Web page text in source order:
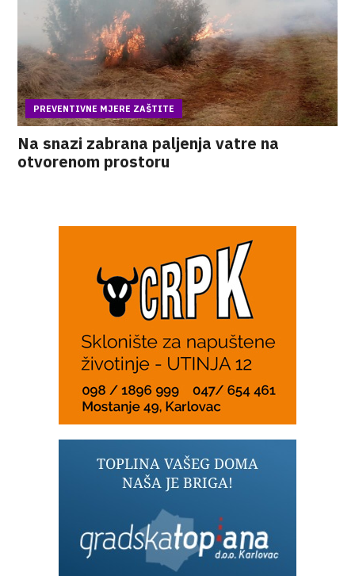
PREVENTIVNE MJERE ZAŠTITE
Na snazi zabrana paljenja vatre na
otvorenom prostoru